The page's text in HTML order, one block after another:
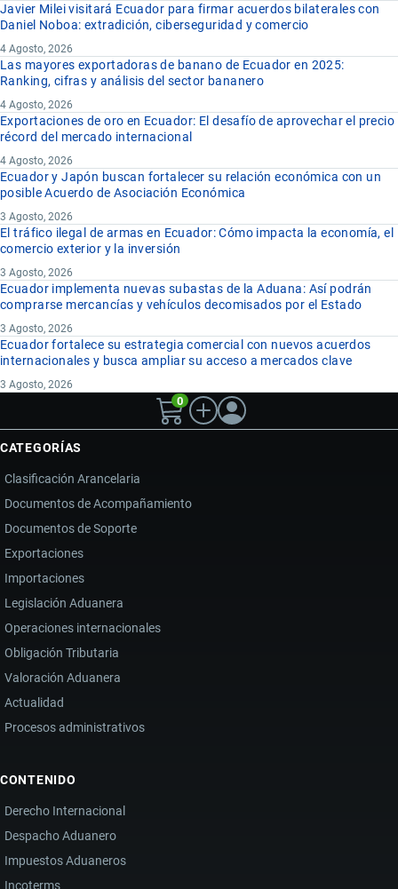
Javier Milei visitará Ecuador para firmar acuerdos bilaterales con
Daniel Noboa: extradición, ciberseguridad y comercio
4 Agosto, 2026
Las mayores exportadoras de banano de Ecuador en 2025:
Ranking, cifras y análisis del sector bananero
4 Agosto, 2026
Exportaciones de oro en Ecuador: El desafío de aprovechar el precio
récord del mercado internacional
4 Agosto, 2026
Ecuador y Japón buscan fortalecer su relación económica con un
posible Acuerdo de Asociación Económica
3 Agosto, 2026
El tráfico ilegal de armas en Ecuador: Cómo impacta la economía, el
comercio exterior y la inversión
3 Agosto, 2026
Ecuador implementa nuevas subastas de la Aduana: Así podrán
comprarse mercancías y vehículos decomisados por el Estado
3 Agosto, 2026
Ecuador fortalece su estrategia comercial con nuevos acuerdos
internacionales y busca ampliar su acceso a mercados clave
3 Agosto, 2026
0
CATEGORÍAS
Clasificación Arancelaria
Documentos de Acompañamiento
Documentos de Soporte
Exportaciones
Importaciones
Legislación Aduanera
Operaciones internacionales
Obligación Tributaria
Valoración Aduanera
Actualidad
Procesos administrativos
CONTENIDO
Derecho Internacional
Despacho Aduanero
Impuestos Aduaneros
Incoterms